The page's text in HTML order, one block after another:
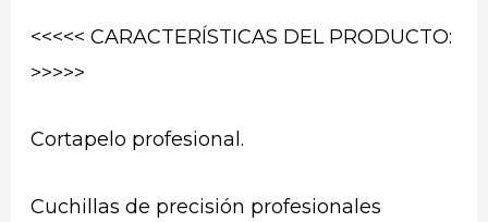
<<<<< CARACTERÍSTICAS DEL PRODUCTO:
>>>>>
Cortapelo profesional.
Cuchillas de precisión profesionales